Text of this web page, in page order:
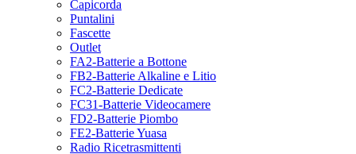
Capicorda
Puntalini
Fascette
Outlet
FA2-Batterie a Bottone
FB2-Batterie Alkaline e Litio
FC2-Batterie Dedicate
FC31-Batterie Videocamere
FD2-Batterie Piombo
FE2-Batterie Yuasa
Radio Ricetrasmittenti